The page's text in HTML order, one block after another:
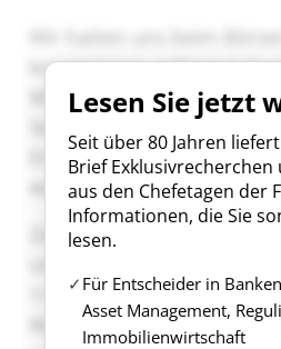
Lesen Sie jetzt
Seit über 80 Jahren liefert
Brief
aus den Chefetagen der
Informationen, die Sie
lesen.
Für Entscheider in
Asset Management,
Immobilienwirtschaft